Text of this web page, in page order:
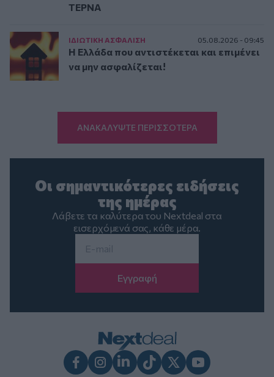
ΤΕΡΝΑ
ΙΔΙΩΤΙΚΗ ΑΣΦAΛΙΣΗ 05.08.2026 - 09:45
Η Ελλάδα που αντιστέκεται και επιμένει
να μην ασφαλίζεται!
ΑΝΑΚΑΛΥΨΤΕ ΠΕΡΙΣΣΟΤΕΡΑ
Οι σημαντικότερες ειδήσεις
της ημέρας
Λάβετε τα καλύτερα του Nextdeal στα
εισερχόμενά σας, κάθε μέρα.